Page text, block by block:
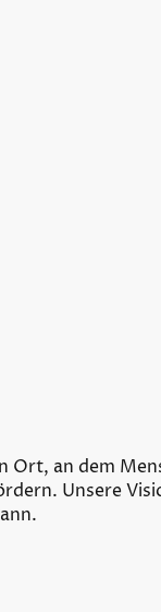
Ort, an dem
Unsere